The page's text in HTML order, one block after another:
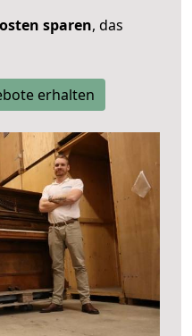
sparen, das
erhalten